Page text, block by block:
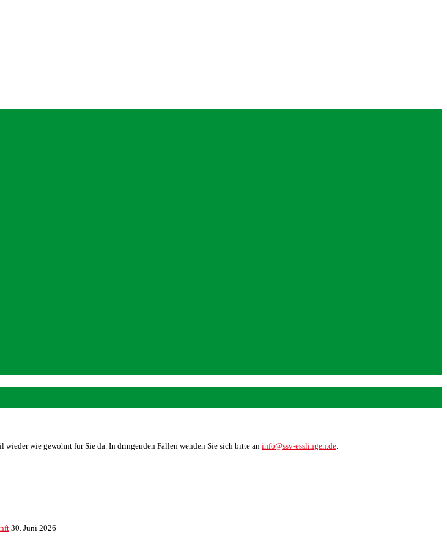
wieder wie gewohnt für Sie da. In dringenden Fällen wenden Sie sich bitte an info@ssv-esslingen.de.
30. Juni 2026